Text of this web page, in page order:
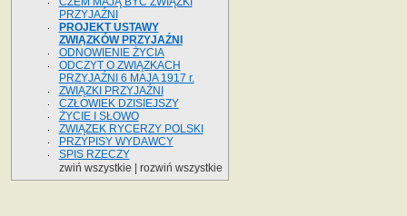
PRZYJAŹNI
PROJEKT USTAWY
ZWIĄZKÓW PRZYJAŹNI
ODNOWIENIE ŻYCIA
ODCZYT O ZWIĄZKACH
PRZYJAŹNI 6 MAJA 1917 r.
ZWIĄZKI PRZYJAŹNI
CZŁOWIEK DZISIEJSZY
ŻYCIE I SŁOWO
ZWIĄZEK RYCERZY POLSKI
PRZYPISY WYDAWCY
SPIS RZECZY
zwiń wszystkie
rozwiń wszystkie